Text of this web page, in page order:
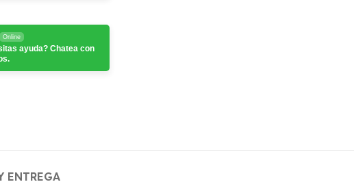
Online
ayuda? Chatea con
ENTREGA